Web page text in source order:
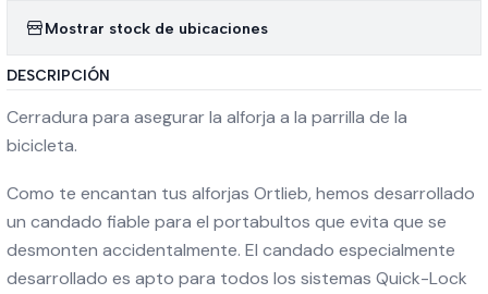
Mostrar stock de ubicaciones
DESCRIPCIÓN
Cerradura para asegurar la alforja a la parrilla de la
bicicleta.
Como te encantan tus alforjas Ortlieb, hemos desarrollado
un candado fiable para el portabultos que evita que se
desmonten accidentalmente. El candado especialmente
desarrollado es apto para todos los sistemas Quick-Lock